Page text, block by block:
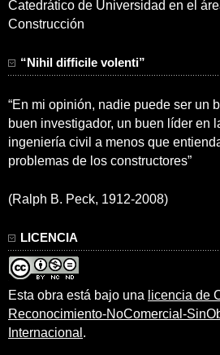
Catedrático de Universidad en el
Construcción
“Nihil difficile volenti”
“En mi opinión, nadie puede ser un
buen investigador, un buen líder en
ingeniería civil a menos que
problemas de los constructores”
(Ralph B. Peck, 1912-2008)
LICENCIA
Esta obra está bajo una licencia de
Reconocimiento-NoComercial-
Internacional .